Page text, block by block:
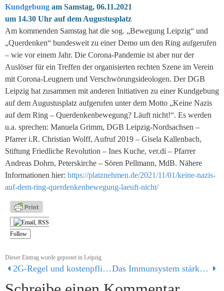
Kundgebung am Samstag, 06.11.2021
um 14.30 Uhr auf dem Augustusplatz
Am kommenden Samstag hat die sog. „Bewegung Leipzig“ und
„Querdenken“ bundesweit zu einer Demo um den Ring aufgerufen
– wie vor einem Jahr. Die Corona-Pandemie ist aber nur der
Auslöser für ein Treffen der organisierten rechten Szene im Verein
mit Corona-Leugnern und Verschwörungsideologen. Der DGB
Leipzig hat zusammen mit anderen Initiativen zu einer Kundgebung
auf dem Augustusplatz aufgerufen unter dem Motto „Keine Nazis
auf dem Ring – Querdenkenbewegung? Läuft nicht!“. Es werden
u.a. sprechen: Manuela Grimm, DGB Leipzig-Nordsachsen –
Pfarrer i.R. Christian Wolff, Aufruf 2019 – Gisela Kallenbach,
Stiftung Friedliche Revolution – Ines Kuche, ver.di – Pfarrer
Andreas Dohrn, Peterskirche – Sören Pellmann, MdB. Nähere
Informationen hier: https://platznehmen.de/2021/11/01/keine-nazis-
auf-dem-ring-querdenkenbewegung-laeuft-nicht/
Follow
Dieser Eintrag wurde gepostet in Leipzig
2G-Regel und kostenpflichtige Tests – das Virus triumphiert! Das Immunsystem stärken – Rede am 06.11.2021